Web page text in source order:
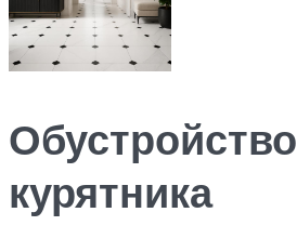
Обустройство
курятника